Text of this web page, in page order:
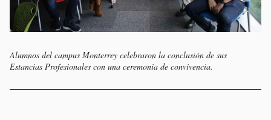
Alumnos del campus Monterrey celebraron la conclusión de sus
Estancias Profesionales con una ceremonia de convivencia.